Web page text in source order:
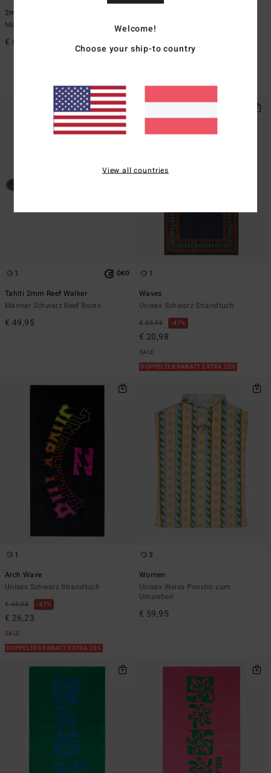
2mm Pro
Männer Schwarz Reef Boots
€ 69,95
Unisex Schwarz Strandtuch
€ 24,13
DOPPELTER RABATT EXTRA 25%
1 ÖKO
Tahiti 2mm Reef Walker
Männer Schwarz Reef Boots
€ 49,95
1
Waves
Unisex Schwarz Strandtuch
€ 39,95 47%
€ 20,98
SALE
DOPPELTER RABATT EXTRA 25%
1
Arch Wave
Unisex Schwarz Strandtuch
€ 49,95 47%
€ 26,23
SALE
DOPPELTER RABATT EXTRA 25%
3
Women
Unisex Weiss Poncho zum
Umziehen
€ 59,95
Welcome!
Choose your ship-to country
View all countries